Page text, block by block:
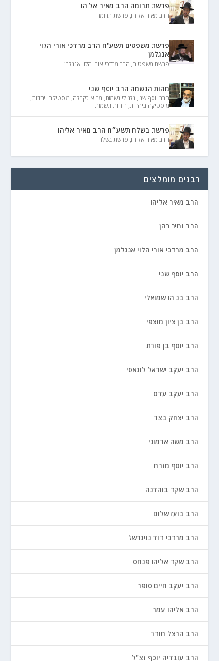
פרשת תרומה הרב מאיר אליהו
הרב מאיר אליהו, פרשת תרומה
פרשת משפטים תשע"ח הרב מרדכי אורי הלוי
אנגלמן
פרשת משפטים, הרב מרדכי אורי הלוי אנגלמן
מהות הנשמה הרב יוסף שני
הרב יוסף שני, גלגולי נשמות, מבוא לקבלה, מיסטיקה ויהדות,
מיסטיקה ביהדות, רוחות ונשמות
פרשת בשלח תשע״ח הרב מאיר אליהו
הרב מאיר אליהו, פרשת בשלח
רבנים מומלצים
הרב מאיר אליהו
הרב זמיר כהן
הרב מרדכי אורי הלוי אנגלמן
הרב יוסף שני
הרב בניהו שמואלי
הרב בן ציון מוצפי
הרב יוסף בן פורת
הרב יעקב ישראל לוגאסי
הרב יעקב עדס
הרב יצחק בצרי
הרב משה ארמוני
הרב יוסף מזרחי
הרב שקד בוהדנה
הרב בועז שלום
הרב מרדכי דוד נויגרשל
הרב שקד אליהו פנחס
הרב יעקב חיים סופר
הרב אליהו עמר
הרב הרצל חודר
הרב עובדיה יוסף זצ"ל